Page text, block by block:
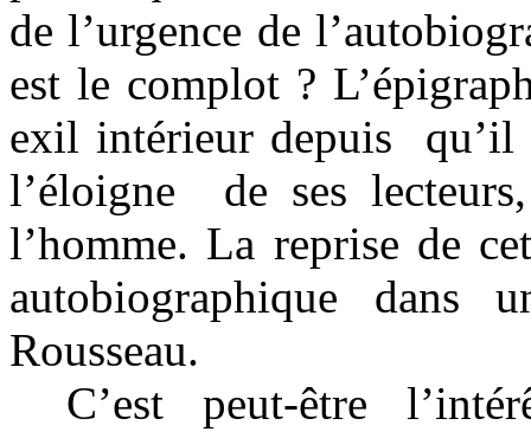
de l’urgence de
est le complot ?
exil intérieur depuis
qu’il
l’éloigne
de ses
l’homme. La reprise de
autobiographique dans
Rousseau.
C’est peut-être